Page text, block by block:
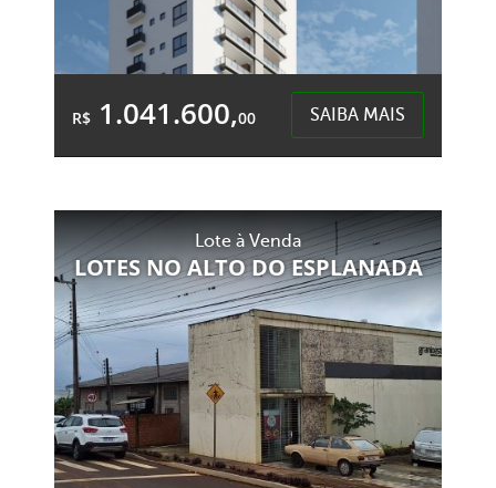
R$ 1.041.600,00 SAIBA MAIS
Área Total:
210,00m²
Área Privativa:
123,00m²
Presidente Médici - Chapecó
Lote à Venda
LOTES NO ALTO DO ESPLANADA